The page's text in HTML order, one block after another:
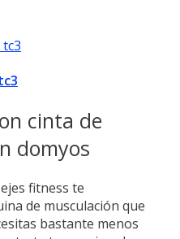
cinta de
domyos
fitness te
de musculación que
bastante menos